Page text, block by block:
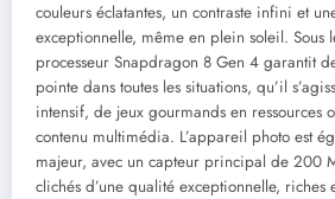
couleurs éclatantes, un contraste infini et
exceptionnelle, même en plein soleil. Sous
processeur Snapdragon 8 Gen 4 garantit
pointe dans toutes les situations, qu’il
intensif, de jeux gourmands en ressources
contenu multimédia. L’appareil photo est
majeur, avec un capteur principal de 200
clichés d’une qualité exceptionnelle, riches